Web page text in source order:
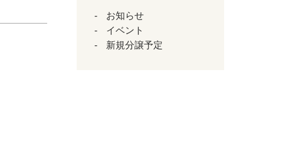
お知らせ
イベント
新規分譲予定